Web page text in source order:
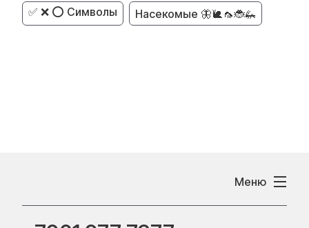
✅ ❌ ⭕ Символы
Насекомые 🦋🐌🦟🐞🦗
Меню